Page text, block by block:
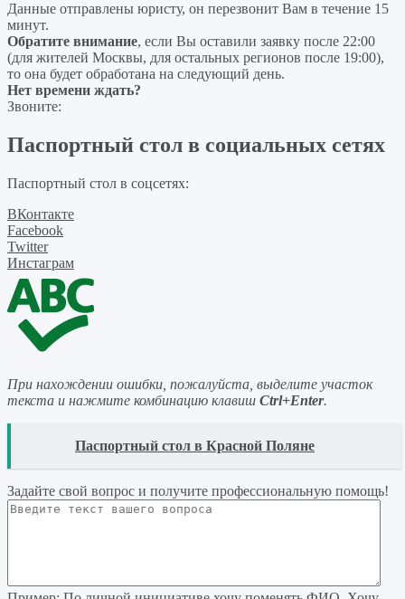
Данные отправлены юристу, он перезвонит Вам в течение 15
минут.
Обратите внимание, если Вы оставили заявку после 22:00
(для жителей Москвы, для остальных регионов после 19:00),
то она будет обработана на следующий день.
Нет времени ждать?
Звоните:
Паспортный стол в социальных сетях
Паспортный стол в соцсетях:
ВКонтакте
Facebook
Twitter
Инстаграм
При нахождении ошибки, пожалуйста, выделите участок
текста и нажмите комбинацию клавиш Ctrl+Enter.
Паспортный стол в Красной Поляне
Задайте свой вопрос и получите профессиональную помощь!